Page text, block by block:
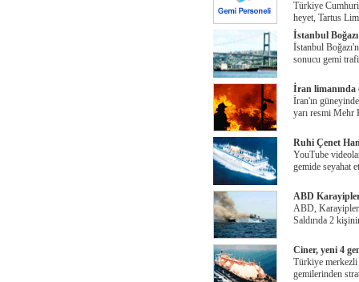
Türkiye
heyet, Tartus
İstanbul
İstanbul
sonucu gemi
İran limanında
İran'ın
yarı resmi
Ruhi Çenet
YouTube
gemide seyahat
ABD
ABD,
Saldırıda 2
Ciner, yeni 4
Türkiye merkezli
gemilerinden